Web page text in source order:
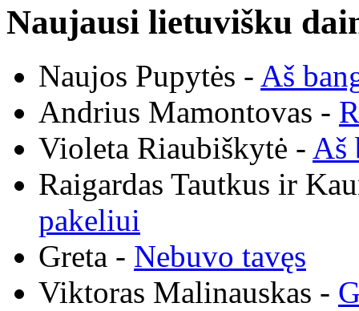
Naujausi lietuvišku
Naujos Pupytės - Aš
Andrius Mamontovas -
Violeta Riaubiškytė - Aš
Raigardas Tautkus ir
pakeliui
Greta - Nebuvo tavęs
Viktoras Malinauskas -